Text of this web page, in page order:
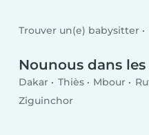
Trouver un(e) babysitter
Nounous dans
Dakar Thiès Mbour
Ziguinchor